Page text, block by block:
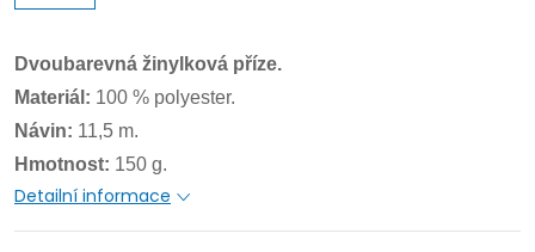
Dvoubarevná žinylková příze.
Materiál: 100 % polyester.
Návin: 11,5 m.
Hmotnost: 150 g.
Detailní informace